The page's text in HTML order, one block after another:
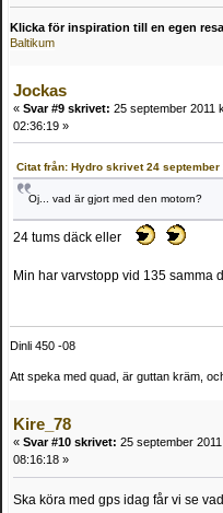
Klicka för inspiration till en egen
Baltikum
Jockas
« Svar #9 skrivet: 25 september 2011
02:36:19 »
Citat från: Hydro skrivet 24 september
Oj... vad är gjort med den motorn?
24 tums däck eller
Min har varvstopp vid 135 samma
Dinli 450 -08
Att speka med quad, är guttan kräm,
Kire_78
« Svar #10 skrivet: 25 september 2011
08:16:18 »
Ska köra med gps idag får vi se